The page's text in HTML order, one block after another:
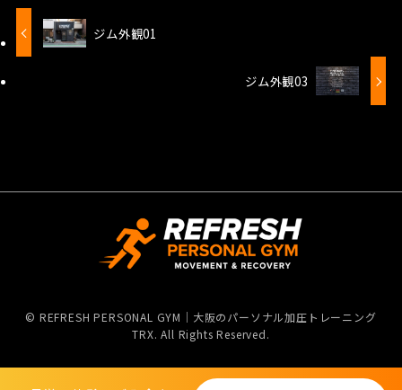
ジム外観01
ジム外観03
© REFRESH PERSONAL GYM｜大阪のパーソナル加圧トレーニング
TRX. All Rights Reserved.